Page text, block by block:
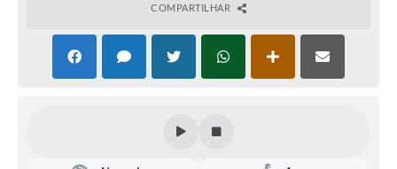
COMPARTILHAR